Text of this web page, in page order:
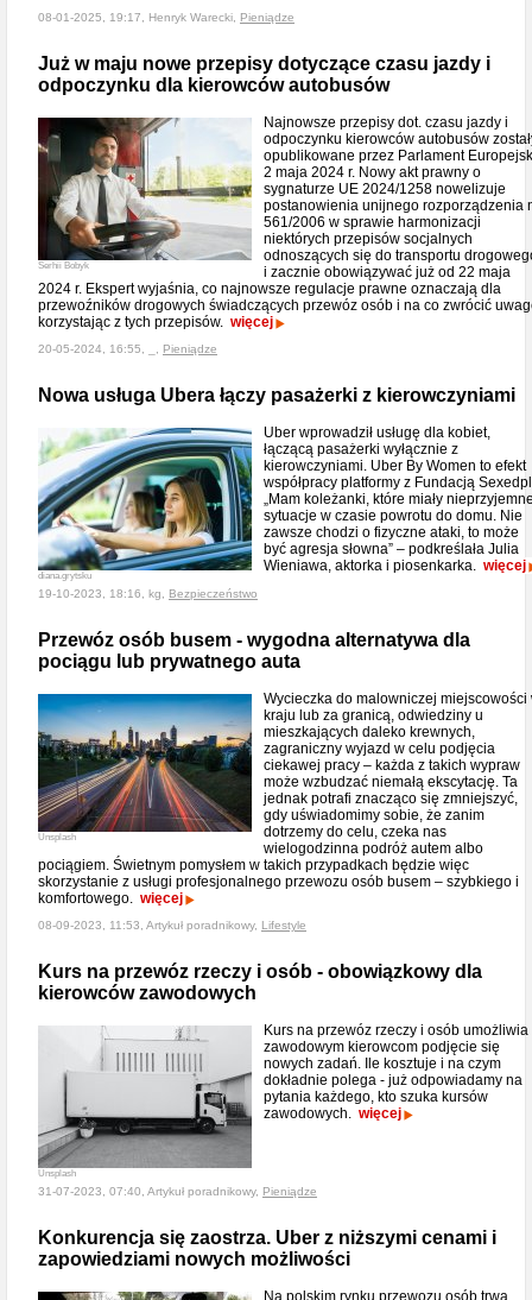
08-01-2025, 19:17, Henryk Warecki, Pieniądze
Już w maju nowe przepisy dotyczące czasu jazdy i
odpoczynku dla kierowców autobusów
Serhii Bobyk
Najnowsze przepisy dot. czasu jazdy i
odpoczynku kierowców autobusów
opublikowane przez Parlament
2 maja 2024 r. Nowy akt prawny o
sygnaturze UE 2024/1258 nowelizuje
postanowienia unijnego rozporządzenia
561/2006 w sprawie harmonizacji
niektórych przepisów socjalnych
odnoszących się do transportu
i zacznie obowiązywać już od 22 maja
2024 r. Ekspert wyjaśnia, co najnowsze regulacje prawne oznaczają dla
przewoźników drogowych świadczących przewóz osób i na co zwrócić
korzystając z tych przepisów. więcej
20-05-2024, 16:55, _, Pieniądze
Nowa usługa Ubera łączy pasażerki z kierowczyniami
diana.grytsku
Uber wprowadził usługę dla kobiet,
łączącą pasażerki wyłącznie z
kierowczyniami. Uber By Women to efekt
współpracy platformy z Fundacją
„Mam koleżanki, które miały
sytuacje w czasie powrotu do domu. Nie
zawsze chodzi o fizyczne ataki, to może
być agresja słowna” – podkreślała Julia
Wieniawa, aktorka i piosenkarka. więcej
19-10-2023, 18:16, kg, Bezpieczeństwo
Przewóz osób busem - wygodna alternatywa dla
pociągu lub prywatnego auta
Unsplash
Wycieczka do malowniczej miejscowości
kraju lub za granicą, odwiedziny u
mieszkających daleko krewnych,
zagraniczny wyjazd w celu podjęcia
ciekawej pracy – każda z takich wypraw
może wzbudzać niemałą ekscytację. Ta
jednak potrafi znacząco się zmniejszyć,
gdy uświadomimy sobie, że zanim
dotrzemy do celu, czeka nas
wielogodzinna podróż autem albo
pociągiem. Świetnym pomysłem w takich przypadkach będzie więc
skorzystanie z usługi profesjonalnego przewozu osób busem – szybkiego i
komfortowego. więcej
08-09-2023, 11:53, Artykuł poradnikowy, Lifestyle
Kurs na przewóz rzeczy i osób - obowiązkowy dla
kierowców zawodowych
Unsplash
Kurs na przewóz rzeczy i osób umożliwia
zawodowym kierowcom podjęcie się
nowych zadań. Ile kosztuje i na czym
dokładnie polega - już odpowiadamy na
pytania każdego, kto szuka kursów
zawodowych. więcej
31-07-2023, 07:40, Artykuł poradnikowy, Pieniądze
Konkurencja się zaostrza. Uber z niższymi cenami i
zapowiedziami nowych możliwości
Na polskim rynku przewozu osób trwa